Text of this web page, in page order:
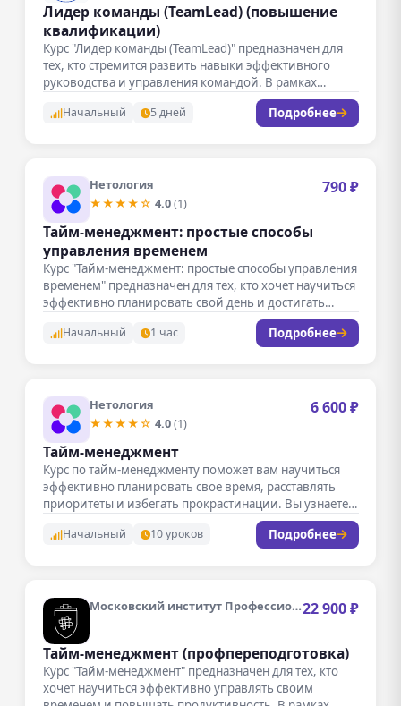
Лидер команды (TeamLead) (повышение
квалификации)
Курс "Лидер команды (TeamLead)" предназначен для
тех, кто стремится развить навыки эффективного
руководства и управления командой. В рамках…
Начальный 5 дней Подробнее
Нетология
★★★★☆ 4.0(1)
790 ₽
Тайм-менеджмент: простые способы
управления временем
Курс "Тайм-менеджмент: простые способы управления
временем" предназначен для тех, кто хочет научиться
эффективно планировать свой день и достигать…
Начальный 1 час Подробнее
Нетология
★★★★☆ 4.0(1)
6 600 ₽
Тайм-менеджмент
Курс по тайм-менеджменту поможет вам научиться
эффективно планировать свое время, расставлять
приоритеты и избегать прокрастинации. Вы узнаете
Начальный 10 уроков Подробнее
Московский институт Профессионального образования22 900 ₽
Тайм-менеджмент (профпереподготовка)
Курс "Тайм-менеджмент" предназначен для тех, кто
хочет научиться эффективно управлять своим